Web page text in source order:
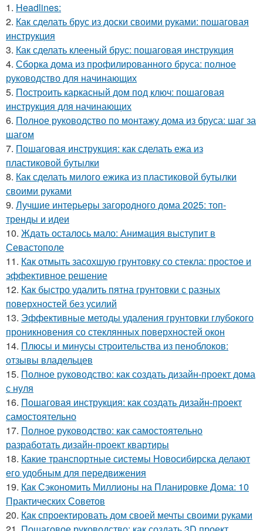
1. Headlines:
2. Как сделать брус из доски своими руками: пошаговая
инструкция
3. Как сделать клееный брус: пошаговая инструкция
4. Сборка дома из профилированного бруса: полное
руководство для начинающих
5. Построить каркасный дом под ключ: пошаговая
инструкция для начинающих
6. Полное руководство по монтажу дома из бруса: шаг за
шагом
7. Пошаговая инструкция: как сделать ежа из
пластиковой бутылки
8. Как сделать милого ежика из пластиковой бутылки
своими руками
9. Лучшие интерьеры загородного дома 2025: топ-
тренды и идеи
10. Ждать осталось мало: Анимация выступит в
Севастополе
11. Как отмыть засохшую грунтовку со стекла: простое и
эффективное решение
12. Как быстро удалить пятна грунтовки с разных
поверхностей без усилий
13. Эффективные методы удаления грунтовки глубокого
проникновения со стеклянных поверхностей окон
14. Плюсы и минусы строительства из пеноблоков:
отзывы владельцев
15. Полное руководство: как создать дизайн-проект дома
с нуля
16. Пошаговая инструкция: как создать дизайн-проект
самостоятельно
17. Полное руководство: как самостоятельно
разработать дизайн-проект квартиры
18. Какие транспортные системы Новосибирска делают
его удобным для передвижения
19. Как Сэкономить Миллионы на Планировке Дома: 10
Практических Советов
20. Как спроектировать дом своей мечты своими руками